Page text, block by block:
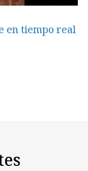
en tiempo real